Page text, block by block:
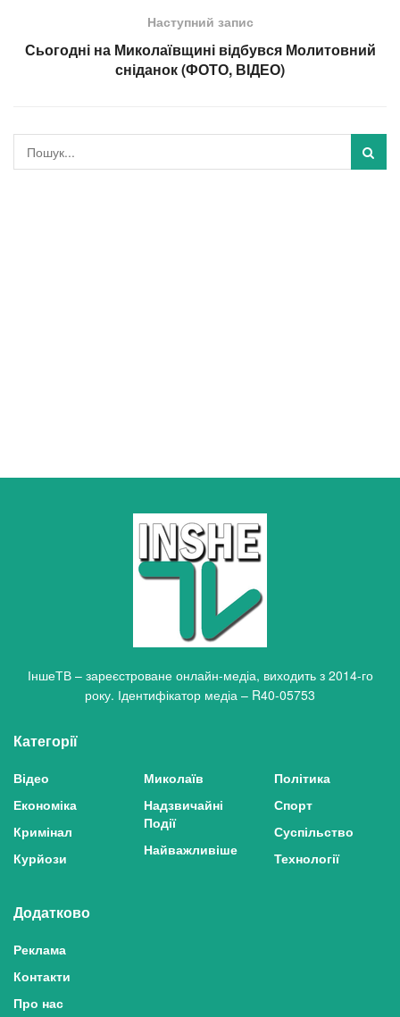
Наступний запис
Сьогодні на Миколаївщині відбувся Молитовний
сніданок (ФОТО, ВІДЕО)
ІншеТВ – зареєстроване онлайн-медіа, виходить з 2014-го
року. Ідентифікатор медіа – R40-05753
Категорії
Відео
Економіка
Кримінал
Курйози
Миколаїв
Надзвичайні
Події
Найважливіше
Політика
Спорт
Суспільство
Технології
Додатково
Реклама
Контакти
Про нас